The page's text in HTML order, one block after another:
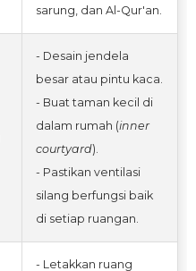
sarung, dan Al-Qur'an.
- Desain jendela
besar atau pintu kaca.
- Buat taman kecil di
dalam rumah (inner
courtyard).
- Pastikan ventilasi
silang berfungsi baik
di setiap ruangan.
- Letakkan ruang